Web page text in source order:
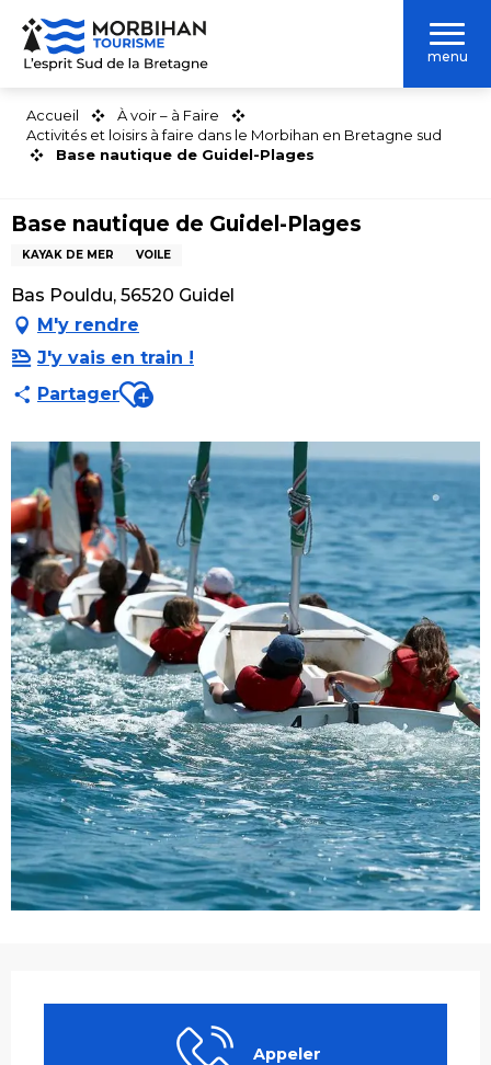
Aller
contenu
menu
Accueil
À voir – à Faire
Activités et loisirs à faire dans le Morbihan en Bretagne sud
Base nautique de Guidel-Plages
Base nautique de Guidel-Plages
KAYAK DE MER VOILE
Bas Pouldu, 56520 Guidel
M'y rendre
J'y vais en train !
PartagerAjouter aux favoris
Appeler